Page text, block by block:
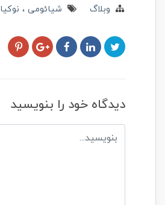
وبلاگ
شیائومی نوکیا
دیدگاه خود را بنویسید